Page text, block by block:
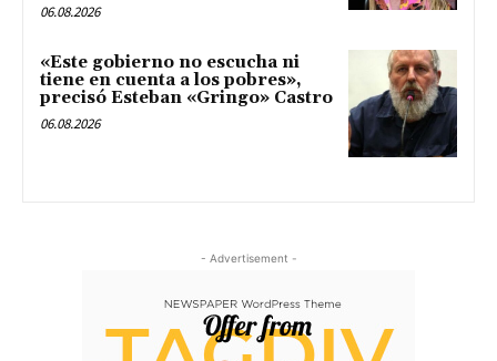
06.08.2026
«Este gobierno no escucha ni
tiene en cuenta a los pobres»,
precisó Esteban «Gringo» Castro
06.08.2026
- Advertisement -